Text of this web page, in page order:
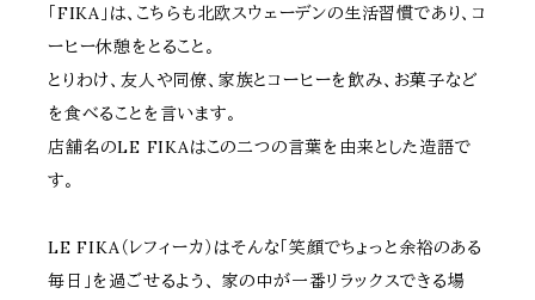
「FIKA」は、こちらも北欧スウェーデンの生活習慣であり、コ
ーヒー休憩をとること。
とりわけ、友人や同僚、家族とコーヒーを飲み、お菓子など
を食べることを言います。
店舗名のLE FIKAはこの二つの言葉を由来とした造語で
す。
LE FIKA（レフィーカ）はそんな「笑顔でちょっと余裕のある
毎日」を過ごせるよう、 家の中が一番リラックスできる場